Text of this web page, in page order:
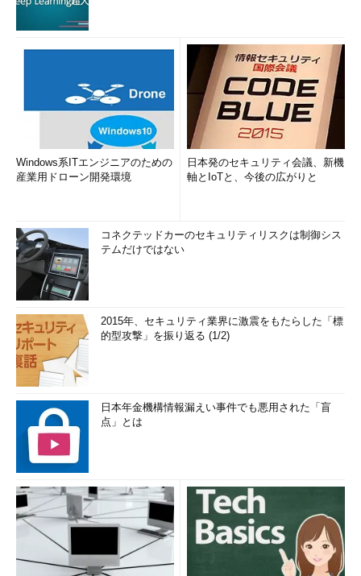
Windows系ITエンジニアのための
産業用ドローン開発環境
日本発のセキュリティ会議、新機
軸とIoTと、今後の広がりと
コネクテッドカーのセキュリティリスクは制御シス
テムだけではない
2015年、セキュリティ業界に激震をもたらした「標
的型攻撃」を振り返る (1/2)
日本年金機構情報漏えい事件でも悪用された「盲
点」とは